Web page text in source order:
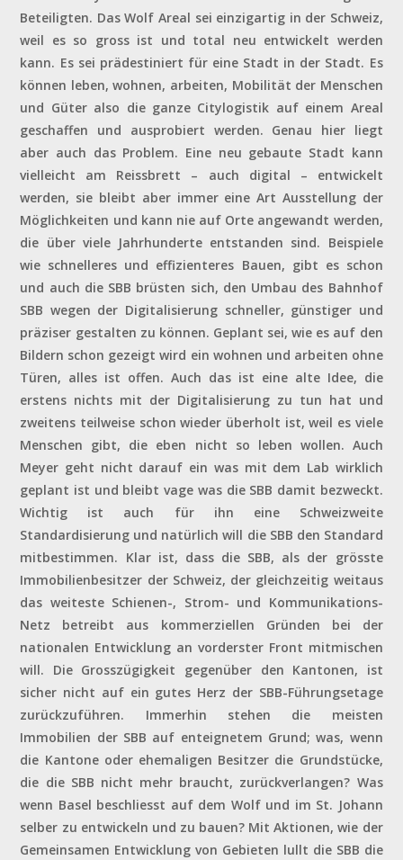
Beteiligten. Das Wolf Areal sei einzigartig in der Schweiz,
weil es so gross ist und total neu entwickelt werden
kann. Es sei prädestiniert für eine Stadt in der Stadt. Es
können leben, wohnen, arbeiten, Mobilität der Menschen
und Güter also die ganze Citylogistik auf einem Areal
geschaffen und ausprobiert werden. Genau hier liegt
aber auch das Problem. Eine neu gebaute Stadt kann
vielleicht am Reissbrett – auch digital – entwickelt
werden, sie bleibt aber immer eine Art Ausstellung der
Möglichkeiten und kann nie auf Orte angewandt werden,
die über viele Jahrhunderte entstanden sind. Beispiele
wie schnelleres und effizienteres Bauen, gibt es schon
und auch die SBB brüsten sich, den Umbau des Bahnhof
SBB wegen der Digitalisierung schneller, günstiger und
präziser gestalten zu können. Geplant sei, wie es auf den
Bildern schon gezeigt wird ein wohnen und arbeiten ohne
Türen, alles ist offen. Auch das ist eine alte Idee, die
erstens nichts mit der Digitalisierung zu tun hat und
zweitens teilweise schon wieder überholt ist, weil es viele
Menschen gibt, die eben nicht so leben wollen. Auch
Meyer geht nicht darauf ein was mit dem Lab wirklich
geplant ist und bleibt vage was die SBB damit bezweckt.
Wichtig ist auch für ihn eine Schweizweite
Standardisierung und natürlich will die SBB den Standard
mitbestimmen. Klar ist, dass die SBB, als der grösste
Immobilienbesitzer der Schweiz, der gleichzeitig weitaus
das weiteste Schienen-, Strom- und Kommunikations-
Netz betreibt aus kommerziellen Gründen bei der
nationalen Entwicklung an vorderster Front mitmischen
will. Die Grosszügigkeit gegenüber den Kantonen, ist
sicher nicht auf ein gutes Herz der SBB-Führungsetage
zurückzuführen. Immerhin stehen die meisten
Immobilien der SBB auf enteignetem Grund; was, wenn
die Kantone oder ehemaligen Besitzer die Grundstücke,
die die SBB nicht mehr braucht, zurückverlangen? Was
wenn Basel beschliesst auf dem Wolf und im St. Johann
selber zu entwickeln und zu bauen? Mit Aktionen, wie der
Gemeinsamen Entwicklung von Gebieten lullt die SBB die